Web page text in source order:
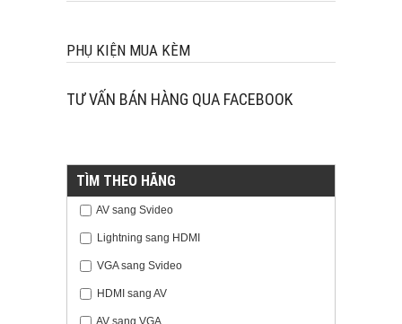
PHỤ KIỆN MUA KÈM
TƯ VẤN BÁN HÀNG QUA FACEBOOK
TÌM THEO HÃNG
AV sang Svideo
Lightning sang HDMI
VGA sang Svideo
HDMI sang AV
AV sang VGA